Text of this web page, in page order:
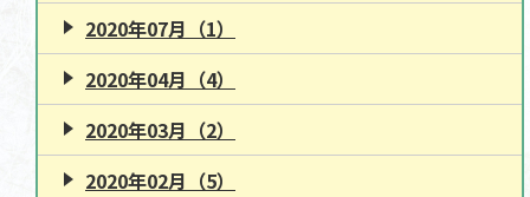
2020年07月（1）
2020年04月（4）
2020年03月（2）
2020年02月（5）